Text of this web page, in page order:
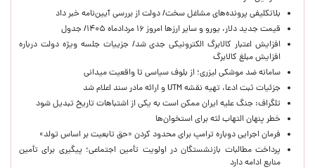
بلاتکلیفی پرونده‌های مشاغل سخت/ دولت از بررسی آیین‌نامه خبر داد
قیمت جدید دلار، یورو و سایر ارزها امروز ۱۶ مردادماه ۱۴۰۵/ جدول
افزایش اعتبار کالابرگ الکترونیکی جدی شد/ جزییات جلسه ویژه دولت درباره
افزایش مبلغ کالابرگ
سامانه ضد موشکی لیزری؛ از بلوف سیاسی تا واقعیت میدانی
جزئیات ثبت ادعا، تهیه نقشه UTM و ارائه مادر سند اعلام شد
تلگراف: جنگ علیه ایران ممکن است به یکی از اشتباهات تاریخ تبدیل شود
خطر پنهان التهاب لثه برای استخوان‌ها
فرمان اجرایی دوباره ترامپ برای محدود کردن «حق تابعیت بر اساس تولد»
پرداخت مطالبات بازنشستگان در اولویت تأمین اجتماعی؛ پیگیری برای تأمین
منابع ادامه دارد